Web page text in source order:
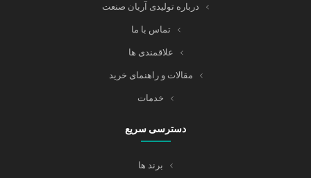
درباره تولیدی آریان صنعت
تماس با ما
علاقمندی ها
مقالات و راهنمای خرید
خدمات
دسترسی سریع
برند ها